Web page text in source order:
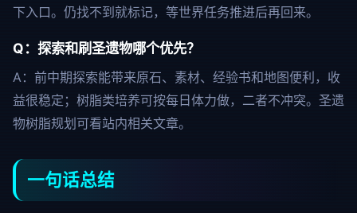
下入口。仍找不到就标记，等世界任务推进后再回来。
Q：探索和刷圣遗物哪个优先？
A：前中期探索能带来原石、素材、经验书和地图便利，收
益很稳定；树脂类培养可按每日体力做，二者不冲突。圣遗
物树脂规划可看站内相关文章。
一句话总结